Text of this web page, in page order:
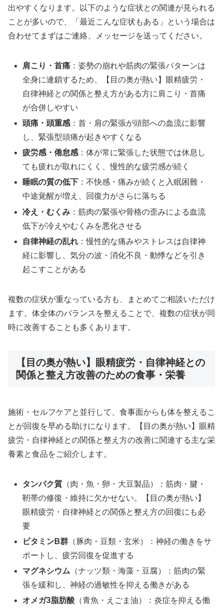
出やすくなります。以下のような症状との関連が見られる
ことが多いので、「最近こんな症状もある」という場合は
合わせてまずはご連絡、メッセージを送ってください。
肩こり・首痛 ：姿勢の崩れや筋肉の緊張パターンは
全身に連鎖するため、【目の奥が熱い】眼精疲労・
自律神経との関係と整え方がある方に肩こり・首痛
が合併しやすい
頭痛・頭重感 ：首・肩の緊張が頭部への血流に影響
し、緊張型頭痛が起きやすくなる
疲労感・倦怠感 ：体が常に緊張した状態では休息し
ても疲れが取れにくく、慢性的な疲労感が続く
睡眠の質の低下 ：不快感・痛みが続くと入眠困難・
中途覚醒が増え、回復力がさらに落ちる
冷え・むくみ ：筋肉の緊張や骨格の歪みによる血流
低下が冷えやむくみを悪化させる
自律神経の乱れ ：慢性的な痛みやストレスは自律神
経に影響し、気分の波・消化不良・動悸などを引き
起こすことがある
複数の症状が重なっている方も、まとめてご相談いただけ
ます。体全体のバランスを整えることで、複数の症状が同
時に改善することも多くあります。
【目の奥が熱い】眼精疲労・自律神経との
関係と整え方改善のための食事・栄養
施術・セルフケアと並行して、食事面からも体を整えるこ
とが回復を早める助けになります。【目の奥が熱い】眼精
疲労・自律神経との関係と整え方の改善に関連する主な栄
養素と食品をご紹介します。
タンパク質 （肉・魚・卵・大豆製品）：筋肉・腱・
靭帯の修復・維持に欠かせない。【目の奥が熱い】
眼精疲労・自律神経との関係と整え方の回復にも必
要
ビタミンB群 （豚肉・豆類・玄米）：神経の働きをサ
ポートし、疲労回復を促進する
マグネシウム （ナッツ類・海藻・豆腐）：筋肉の緊
張を緩和し、神経の過敏性を抑える働きがある
オメガ3脂肪酸 （青魚・えごま油）：炎症を抑える働